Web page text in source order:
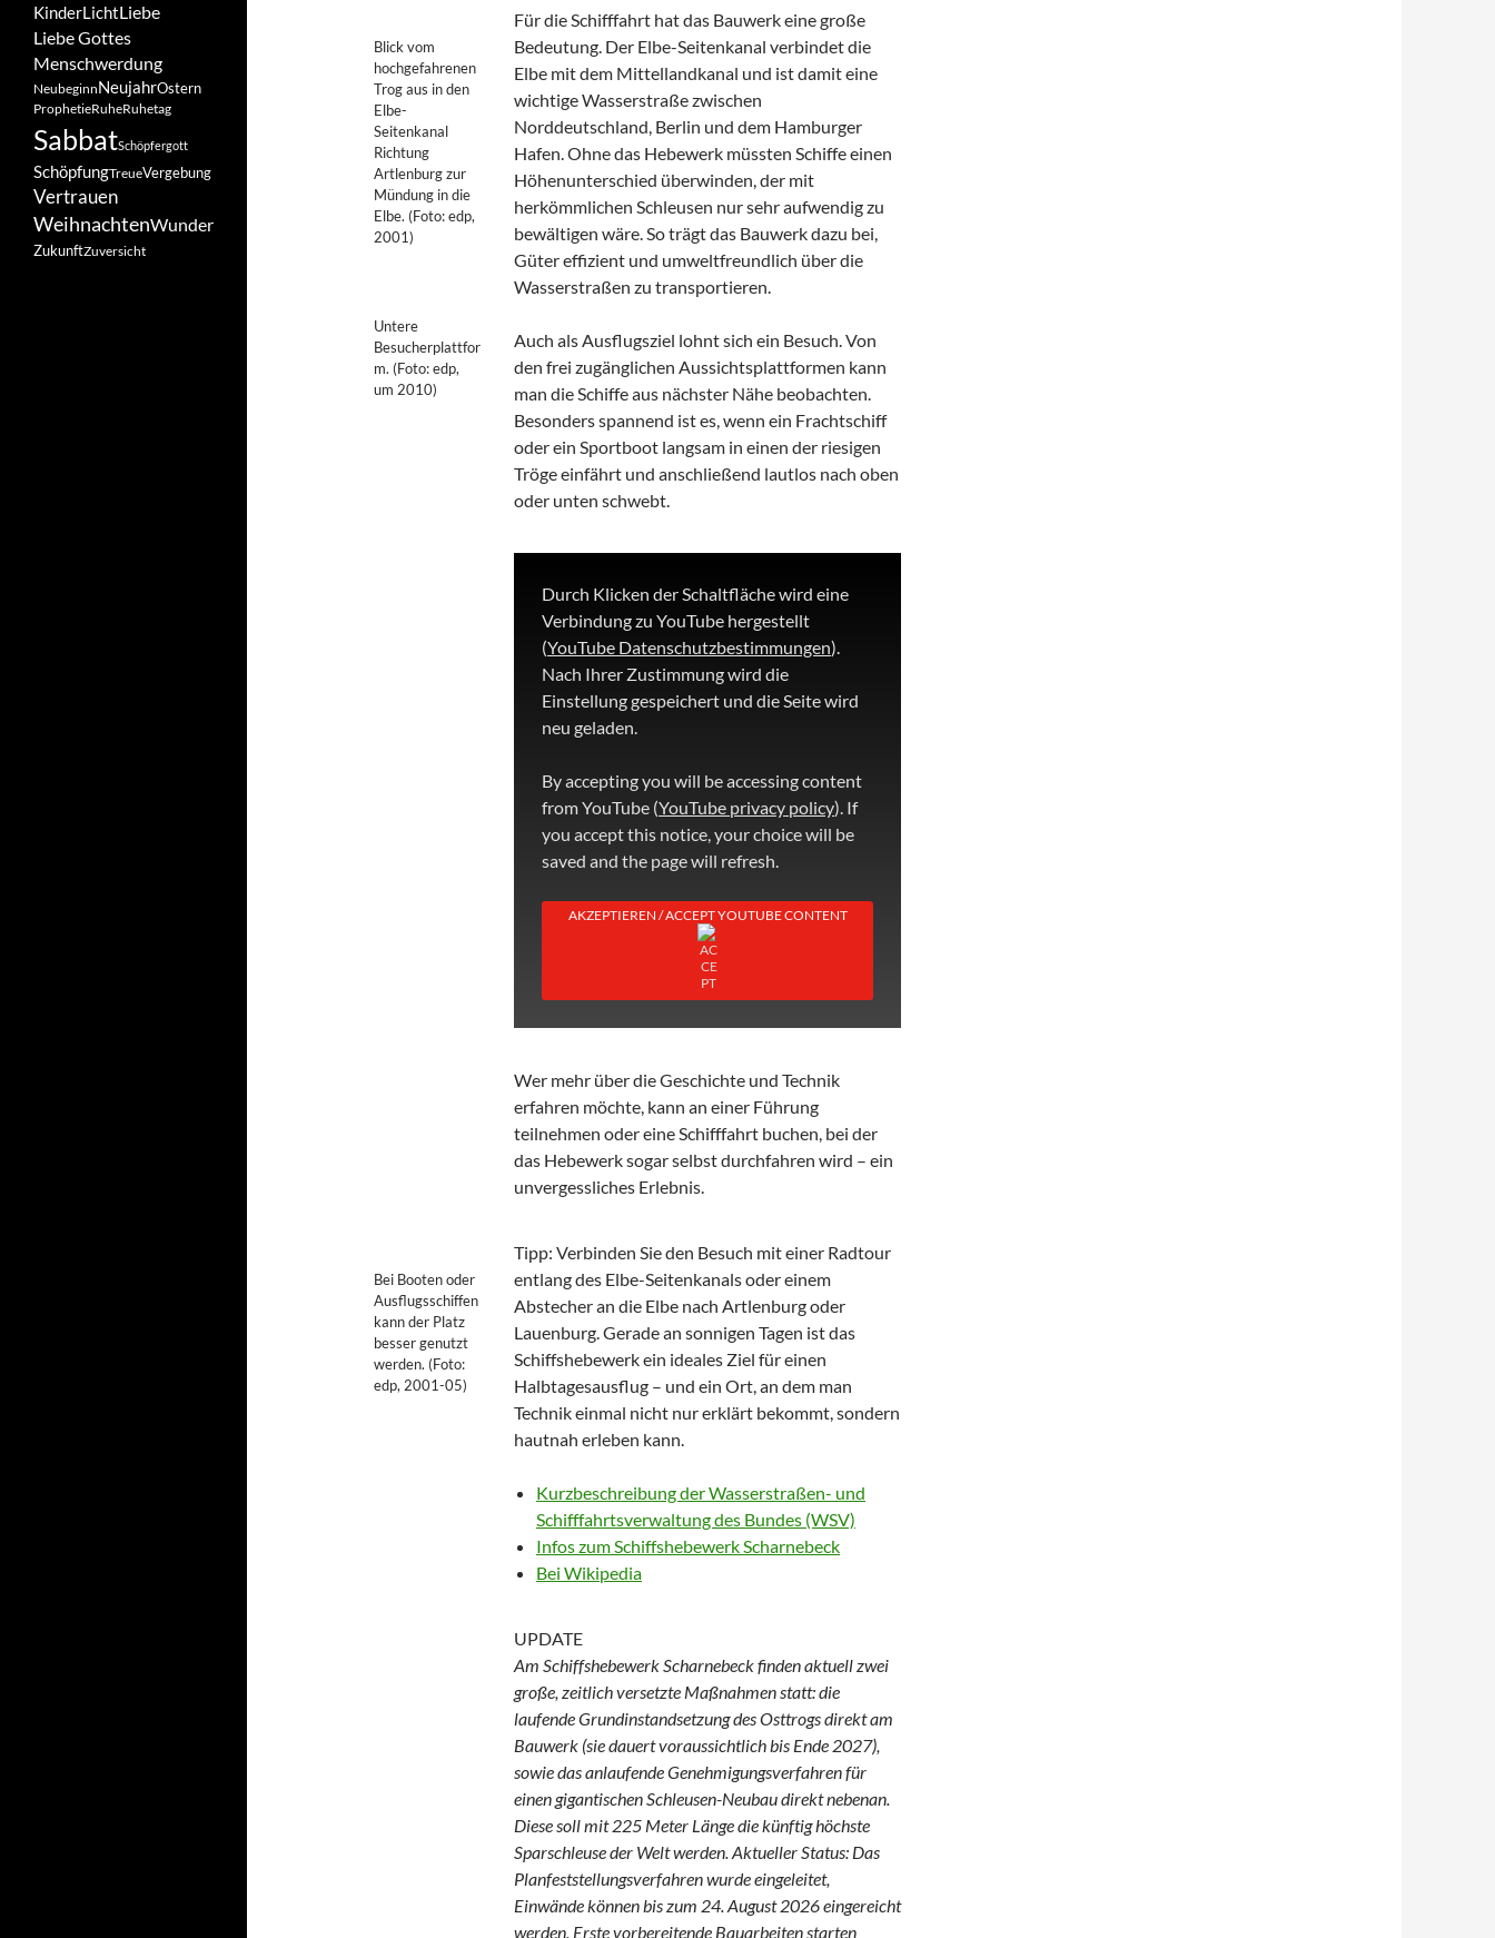
Blick vom
hochgefahrenen
Trog aus in den
Elbe-
Seitenkanal
Richtung
Artlenburg zur
Mündung in die
Elbe. (Foto: edp,
2001)
Untere
Besucherplattfor
m. (Foto: edp,
um 2010)
Für die Schifffahrt hat das Bauwerk eine große
Bedeutung. Der Elbe-Seitenkanal verbindet die
Elbe mit dem Mittellandkanal und ist damit eine
wichtige Wasserstraße zwischen
Norddeutschland, Berlin und dem Hamburger
Hafen. Ohne das Hebewerk müssten Schiffe einen
Höhenunterschied überwinden, der mit
herkömmlichen Schleusen nur sehr aufwendig zu
bewältigen wäre. So trägt das Bauwerk dazu bei,
Güter effizient und umweltfreundlich über die
Wasserstraßen zu transportieren.
Auch als Ausflugsziel lohnt sich ein Besuch. Von
den frei zugänglichen Aussichtsplattformen kann
man die Schiffe aus nächster Nähe beobachten.
Besonders spannend ist es, wenn ein Frachtschiff
oder ein Sportboot langsam in einen der riesigen
Tröge einfährt und anschließend lautlos nach oben
oder unten schwebt.
Durch Klicken der Schaltfläche wird eine
Verbindung zu YouTube hergestellt
(YouTube Datenschutzbestimmungen).
Nach Ihrer Zustimmung wird die
Einstellung gespeichert und die Seite wird
neu geladen.
By accepting you will be accessing content
from YouTube (YouTube privacy policy). If
you accept this notice, your choice will be
saved and the page will refresh.
AKZEPTIEREN / ACCEPT YOUTUBE CONTENT
Wer mehr über die Geschichte und Technik
erfahren möchte, kann an einer Führung
teilnehmen oder eine Schifffahrt buchen, bei der
das Hebewerk sogar selbst durchfahren wird – ein
unvergessliches Erlebnis.
Bei Booten oder
Ausflugsschiffen
kann der Platz
besser genutzt
werden. (Foto:
edp, 2001-05)
Tipp: Verbinden Sie den Besuch mit einer Radtour
entlang des Elbe-Seitenkanals oder einem
Abstecher an die Elbe nach Artlenburg oder
Lauenburg. Gerade an sonnigen Tagen ist das
Schiffshebewerk ein ideales Ziel für einen
Halbtagesausflug – und ein Ort, an dem man
Technik einmal nicht nur erklärt bekommt, sondern
hautnah erleben kann.
Kurzbeschreibung der Wasserstraßen- und
Schifffahrtsverwaltung des Bundes (WSV)
Infos zum Schiffshebewerk Scharnebeck
Bei Wikipedia
UPDATE
Am Schiffshebewerk Scharnebeck finden aktuell zwei
große, zeitlich versetzte Maßnahmen statt: die
laufende Grundinstandsetzung des Osttrogs direkt am
Bauwerk (sie dauert voraussichtlich bis Ende 2027),
sowie das anlaufende Genehmigungsverfahren für
einen gigantischen Schleusen-Neubau direkt nebenan.
Diese soll mit 225 Meter Länge die künftig höchste
Sparschleuse der Welt werden. Aktueller Status: Das
Planfeststellungsverfahren wurde eingeleitet,
Einwände können bis zum 24. August 2026 eingereicht
werden. Erste vorbereitende Bauarbeiten starten
KinderLichtLiebe
Liebe Gottes
Menschwerdung
NeubeginnNeujahrOstern
ProphetieRuheRuhetag
SabbatSchöpfergott
SchöpfungTreueVergebung
Vertrauen
WeihnachtenWunder
ZukunftZuversicht